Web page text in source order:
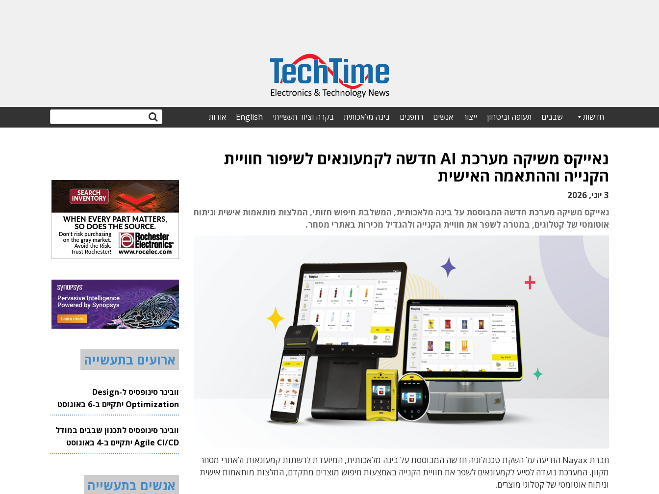
חדשות שבבים תעופה וביטחון ייצור אנשים רחפנים בינה מלאכותית בקרה וציוד תעשייתי English אודות
נאייקס משיקה מערכת AI חדשה לקמעונאים לשיפור חוויית
הקנייה וההתאמה האישית
3 יוני, 2026
נאייקס משיקה מערכת חדשה המבוססת על בינה מלאכותית, המשלבת חיפוש חזותי, המלצות מותאמות אישית וניתוח
אוטומטי של קטלוגים, במטרה לשפר את חוויית הקנייה ולהגדיל מכירות באתרי מסחר.
חברת Nayax הודיעה על השקת טכנולוגיה חדשה המבוססת על בינה מלאכותית, המיועדת לרשתות קמעונאות ולאתרי מסחר
מקוון. המערכת נועדה לסייע לקמעונאים לשפר את חוויית הקנייה באמצעות חיפוש מוצרים מתקדם, המלצות מותאמות אישית
וניתוח אוטומטי של קטלוגי מוצרים.
ארועים בתעשייה
וובינר סינופסיס ל-Design
Optimization יתקיים ב-6 באוגוסט
2026
וובינר סינופסיס לתכנון שבבים במודל
Agile CI/CD יתקיים ב-4 באוגוסט
2026
אנשים בתעשייה